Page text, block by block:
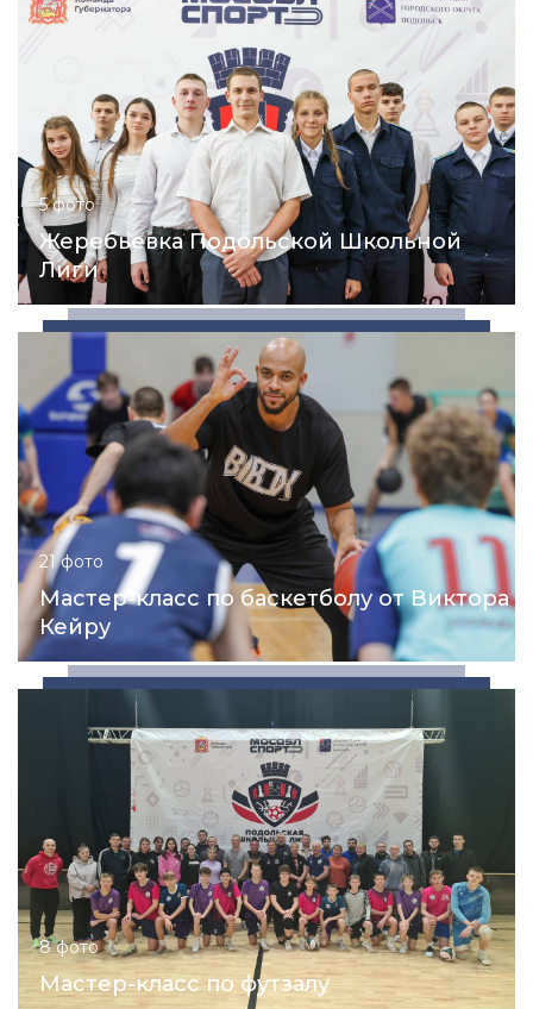
5 фото
Жеребьевка Подольской Школьной
Лиги
21 фото
Мастер-класс по баскетболу от Виктора
Кейру
8 фото
Мастер-класс по футзалу